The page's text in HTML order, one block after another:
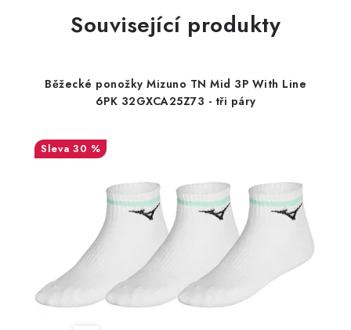
Související produkty
Běžecké ponožky Mizuno TN Mid 3P With Line
6PK 32GXCA25Z73 - tři páry
30 %